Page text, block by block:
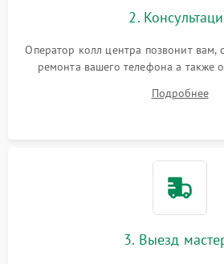
2.
Оператор колл центра позвонит вам,
ремонта вашего телефона а также
Подробнее
3. Выезд